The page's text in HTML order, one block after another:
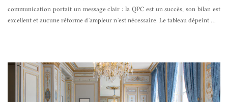
communication portait un message clair : la QPC est un succès, son bilan est
excellent et aucune réforme d’ampleur n’est nécessaire. Le tableau dépeint …